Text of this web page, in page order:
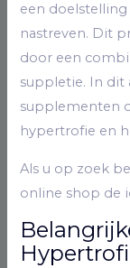
een
nastreven. Dit
door een
suppletie. In dit
supplementen
hypertrofie en
Als u op zoek
online shop de